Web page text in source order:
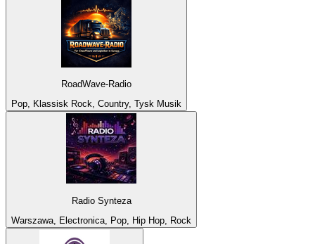
RoadWave-Radio
Pop, Klassisk Rock, Country, Tysk Musik
Radio Synteza
Warszawa, Electronica, Pop, Hip Hop, Rock